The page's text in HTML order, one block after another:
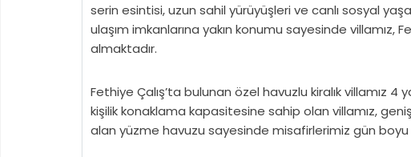
serin esintisi, uzun sahil yürüyüşleri ve canlı sosyal
ulaşım imkanlarına yakın konumu sayesinde
almaktadır.
Fethiye Çalış’ta bulunan özel havuzlu kiralık
kişilik konaklama kapasitesine sahip olan villamız,
alan yüzme havuzu sayesinde misafirlerimiz gün